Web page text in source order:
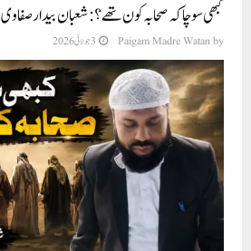
کبھی سوچا کہ صحابہ کون تھے؟ : شعبان بیدار صفاوی
by
Paigam Madre Watan 3 جولائی 2026